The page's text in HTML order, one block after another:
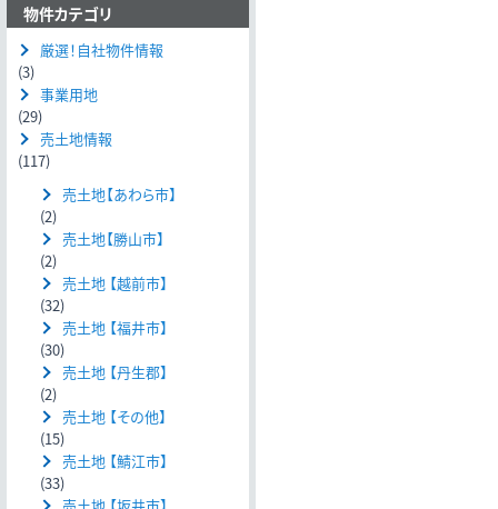
物件カテゴリ
厳選！自社物件情報
(3)
事業用地
(29)
売土地情報
(117)
売土地【あわら市】
(2)
売土地【勝山市】
(2)
売土地 【越前市】
(32)
売土地 【福井市】
(30)
売土地 【丹生郡】
(2)
売土地 【その他】
(15)
売土地 【鯖江市】
(33)